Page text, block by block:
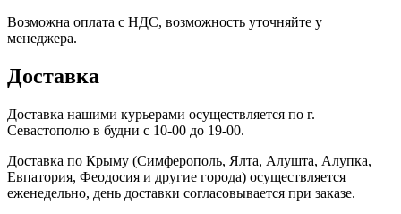
Возможна оплата с НДС, возможность уточняйте у
менеджера.
Доставка
Доставка нашими курьерами осуществляется по г.
Севастополю в будни с 10-00 до 19-00.
Доставка по Крыму (Симферополь, Ялта, Алушта, Алупка,
Евпатория, Феодосия и другие города) осуществляется
еженедельно, день доставки согласовывается при заказе.